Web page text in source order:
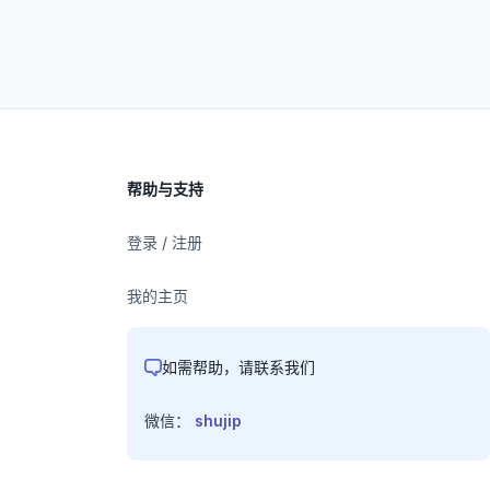
帮助与支持
登录 / 注册
我的主页
如需帮助，请联系我们
微信： shujip